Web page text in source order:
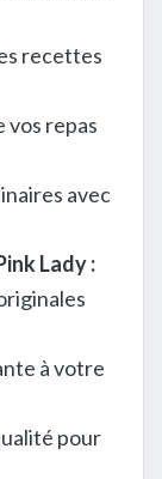
recettes
vos repas
avec
Lady :
à votre
pour